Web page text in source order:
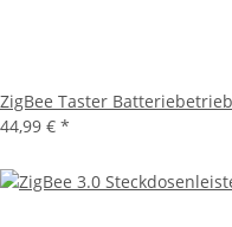
ZigBee Taster
44,99 € *